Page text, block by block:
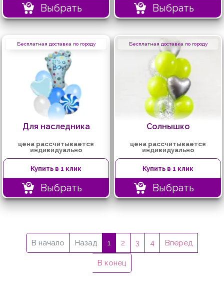
Выбрать Выбрать
Бесплатная доставка по городу
Для наследника
цена рассчитывается
индивидуально
Купить в 1 клик
Выбрать
Бесплатная доставка по городу
Солнышко
цена рассчитывается
индивидуально
Купить в 1 клик
Выбрать
В начало Назад 1 2 3 4 Вперед
В конец